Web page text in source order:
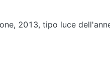
2013, tipo luce